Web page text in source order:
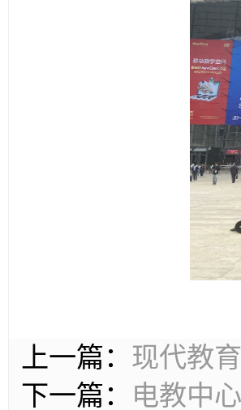
动，进一步
教设备发展
代教育技术设